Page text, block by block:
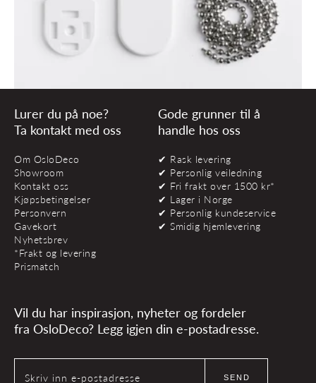
Lurer du på noe?
Ta kontakt med oss
Om OsloDeco
Showroom
Kontakt oss
Kjøpsbetingelser
Personvern
Gavekort
Nyhetsbrev
*Frakt og levering
Prismatch
Gode grunner til å
handle hos oss
✔ Rask levering
✔ Personlig veiledning
✔ Fri frakt over 1500 kr*
✔ Lager i Norge
✔ Personlig kundeservice
✔ Smidig hjemlevering
Vil du har inspirasjon, nyheter og fordeler
fra OsloDeco? Legg igjen din e-postadresse.
Skriv inn e-postadresse SEND